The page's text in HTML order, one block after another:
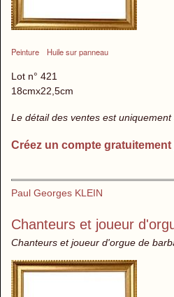
Peinture Huile sur panneau
Lot n° 421
18cmx22,5cm
Le détail des ventes est uniquement
Créez un compte
Paul Georges KLEIN
Chanteurs et joueur
Chanteurs et joueur d'orgue de